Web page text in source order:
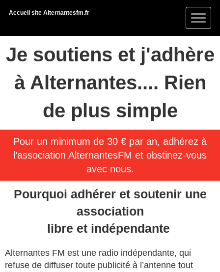
Accueil site Alternantesfm.fr
Je soutiens et j'adhère
à Alternantes.... Rien
de plus simple
Pour un minimum de 30 € par an, adhérez à
l’association AlternantesFM et obstinez-vous
avec nous.
Pourquoi adhérer et soutenir une
association
libre et indépendante
Alternantes FM est une radio indépendante, qui
refuse de diffuser toute publicité à l’antenne tout